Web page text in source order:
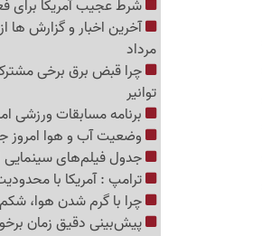
شرط عجیب آمریکا برای
مرداد
چرا قبض برق برخی
توانیر
برنامه مسابقات ورزشی امروز جمعه 16
وضعیت آب و هوا امروز جمعه 16 مرداد 1405 +
جدول فیلم‌های سینمایی
ترامپ : آمریکا با
چرا با گرم شدن هوا،
پیش‌بینی دقیق زمان